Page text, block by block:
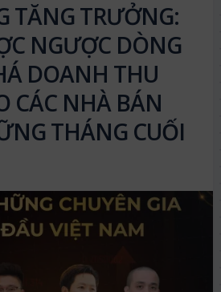
TĂNG TRƯỞNG:
NGƯỢC DÒNG
DOANH THU
CÁC NHÀ BÁN
THÁNG CUỐI